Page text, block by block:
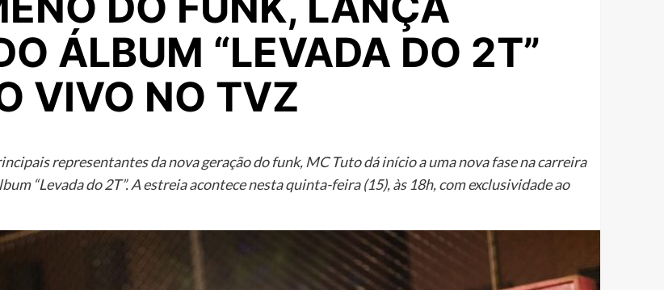
ÁLBUM “LEVADA DO 2T”
VIVO NO TVZ
representantes da nova geração do funk, MC Tuto dá início a uma nova fase na carreira
“Levada do 2T”. A estreia acontece nesta quinta-feira (15), às 18h, com exclusividade ao